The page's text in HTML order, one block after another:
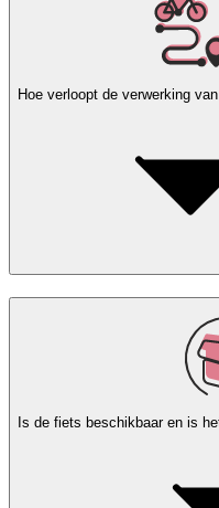
Hoe verloopt de verwerking
Is de fiets beschikbaar en is